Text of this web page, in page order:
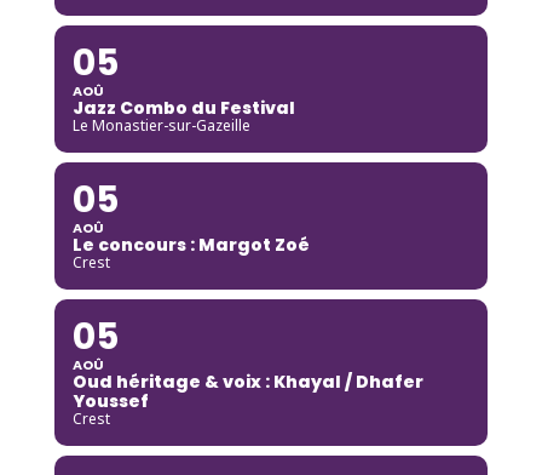
05
AOÛ
Jazz Combo du Festival
Le Monastier-sur-Gazeille
05
AOÛ
Le concours : Margot Zoé
Crest
05
AOÛ
Oud héritage & voix : Khayal / Dhafer
Youssef
Crest